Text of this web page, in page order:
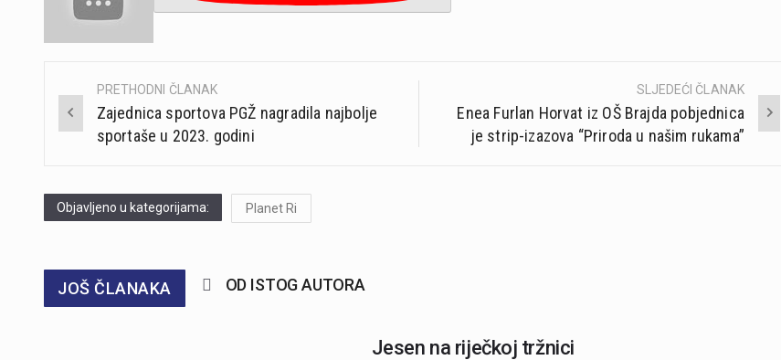
Post
navigation
PRETHODNI ČLANAK
Zajednica sportova PGŽ nagradila najbolje
sportaše u 2023. godini
SLJEDEĆI ČLANAK
Enea Furlan Horvat iz OŠ Brajda pobjednica
je strip-izazova “Priroda u našim rukama”
Objavljeno u kategorijama: Planet Ri
JOŠ ČLANAKA OD ISTOG AUTORA
Jesen na riječkoj tržnici